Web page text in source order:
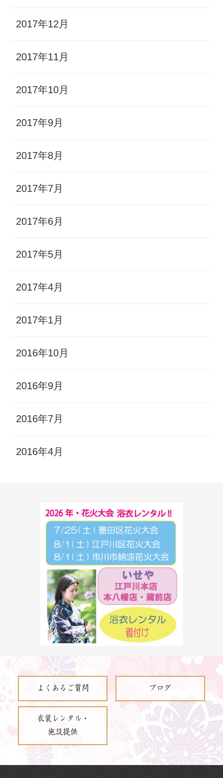
2017年12月
2017年11月
2017年10月
2017年9月
2017年8月
2017年7月
2017年6月
2017年5月
2017年4月
2017年1月
2016年10月
2016年9月
2016年7月
2016年4月
よくあるご質問 ブログ
衣装レンタル・
施設提供